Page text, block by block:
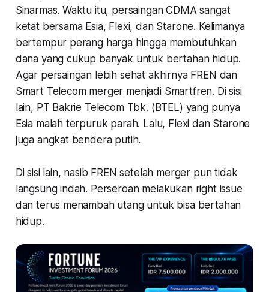
Sinarmas. Waktu itu, persaingan CDMA sangat
ketat bersama Esia, Flexi, dan Starone. Kelimanya
bertempur perang harga hingga membutuhkan
dana yang cukup banyak untuk bertahan hidup.
Agar persaingan lebih sehat akhirnya FREN dan
Smart Telecom merger menjadi Smartfren. Di sisi
lain, PT Bakrie Telecom Tbk. (BTEL) yang punya
Esia malah terpuruk parah. Lalu, Flexi dan Starone
juga angkat bendera putih.
Di sisi lain, nasib FREN setelah merger pun tidak
langsung indah. Perseroan melakukan right issue
dan terus menambah utang untuk bisa bertahan
hidup.